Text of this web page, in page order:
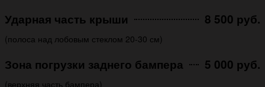
Ударная часть крыши 8 500 руб.
(полоса над лобовым стеклом 20-30 см)
Зона погрузки заднего бампера 5 000 руб.
(верхняя часть бампера)